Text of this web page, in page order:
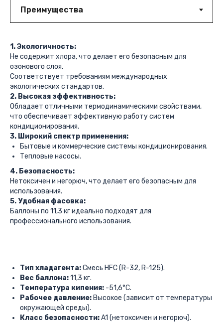
1. Экологичность:
Не содержит хлора, что делает его безопасным для
озонового слоя.
Соответствует требованиям международных
экологических стандартов.
2. Высокая эффективность:
Обладает отличными термодинамическими свойствами,
что обеспечивает эффективную работу систем
кондиционирования.
3. Широкий спектр применения:
Бытовые и коммерческие системы кондиционирования.
Тепловые насосы.
4. Безопасность:
Нетоксичен и негорюч, что делает его безопасным для
использования.
5. Удобная фасовка:
Баллоны по 11,3 кг идеально подходят для
профессионального использования.
Тип хладагента:Смесь HFC (R-32, R-125).
Вес баллона:11,3 кг.
Температура кипения: -51,6°C.
Рабочее давление: Высокое (зависит от температуры
окружающей среды).
Класс безопасности:A1 (нетоксичен и негорюч).